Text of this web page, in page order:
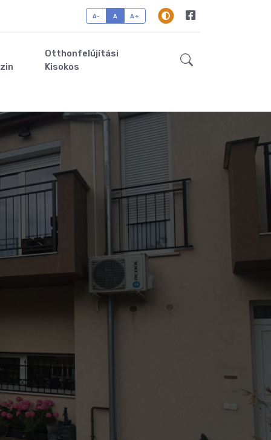
A- A A+
Otthonfelújítási
Kisokos